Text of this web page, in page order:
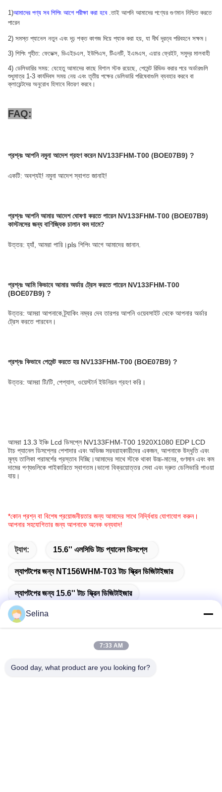
1)আমাদের পণ্য সব শিপিং আগে পরীক্ষা করা হবে .তাই আপনি আমাদের পণ্যের গুণমান নিশ্চিত করতে
পারেন
2) সমস্ত প্যানেল নতুন এবং দৃঢ় শক্ত কাগজ দিয়ে প্যাক করা হয়, যা দীর্ঘ দূরত্ব পরিবহনে সক্ষম।
3) শিপিং গৃহীত: ফেডেক্স, ডিএইচএল, ইউপিএস, টিএনটি, ইএমএস, এয়ার ফ্রেইট, সমুদ্র মালবাহী
4) ডেলিভারির সময়: যেহেতু আমাদের কাছে বিশাল স্টক রয়েছে, পেমেন্ট রিভিভ করার পরে অর্ডারগুলি
শুধুমাত্র 1-3 কার্যদিবস সময় নেয় এবং তৃতীয় পক্ষের ডেলিভারি পরিষেবাগুলি ব্যবহার করবে বা
ক্লায়েন্টদের অনুরোধ হিসাবে বিতরণ করবে।
FAQ:
প্রশ্নঃ আপনি নমুনা আদেশ গ্রহণ করেন NV133FHM-T00 (BOE07B9) ?
একটি: অবশ্যই! নমুনা আদেশ স্বাগত জানাই!
প্রশ্নঃ আপনি আমার আদেশ ঘোষণা করতে পারেন NV133FHM-T00 (BOE07B9)
কাস্টমসের জন্য বাণিজ্যিক চালান কম দামে?
উত্তর: হ্যাঁ, আমরা পারি।pls শিপিং আগে আমাদের জানান.
প্রশ্নঃ আমি কিভাবে আমার অর্ডার ট্রেস করতে পারেন NV133FHM-T00
(BOE07B9) ?
উত্তর: আমরা আপনাকে ট্র্যাকিং নম্বর দেব তারপর আপনি ওয়েবসাইট থেকে আপনার অর্ডার
ট্রেস করতে পারবেন।
প্রশ্নঃ কিভাবে পেমেন্ট করতে হয়NV133FHM-T00 (BOE07B9) ?
উত্তর: আমরা টি/টি, পেপ্যাল, ওয়েস্টার্ন ইউনিয়ন গ্রহণ করি।
আমরা 13.3 ইঞ্চি Lcd ডিসপ্লে NV133FHM-T00 1920X1080 EDP LCD
টাচ প্যানেল ডিসপ্লের পেশাদার এবং অভিজ্ঞ সরবরাহকারীদের একজন, আপনাকে উদ্ধৃতি এবং
মূল্য তালিকা পরামর্শের প্রস্তাব দিচ্ছি।আমাদের সাথে স্টকে থাকা উচ্চ-মানের, গুণমান এবং কম
দামের পণ্যগুলিকে পাইকারিতে স্বাগতম।ভালো বিক্রয়োত্তর সেবা এবং দ্রুত ডেলিভারি পাওয়া
যায়।
*কোন প্রশ্ন বা বিশেষ প্রয়োজনীয়তার জন্য আমাদের সাথে নির্দ্বিধায় যোগাযোগ করুন।
আপনার সহযোগিতার জন্য আপনাকে অনেক ধন্যবাদ!
ট্যাগ: 15.6'' এলসিডি টাচ প্যানেল ডিসপ্লে
ল্যাপটপের জন্য NT156WHM-T03 টাচ স্ক্রিন ডিজিটাইজার
ল্যাপটপের জন্য 15.6'' টাচ স্ক্রিন ডিজিটাইজার
Selina
7:33 AM
Good day, what product are you looking for?